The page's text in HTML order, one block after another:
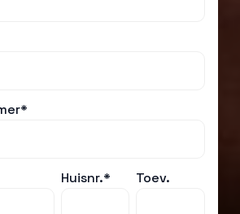
Huisnr.* Toev.